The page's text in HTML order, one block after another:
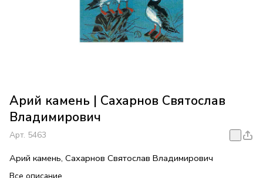
Арий камень | Сахарнов Святослав
Владимирович
Арт. 5463
Арий камень, Сахарнов Святослав Владимирович